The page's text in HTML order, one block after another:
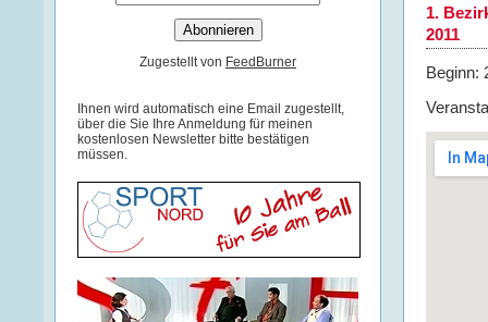
Zugestellt von FeedBurner
Ihnen wird automatisch eine Email zugestellt,
über die Sie Ihre Anmeldung für meinen
kostenlosen Newsletter bitte bestätigen
müssen.
1.
2011
Beginn: